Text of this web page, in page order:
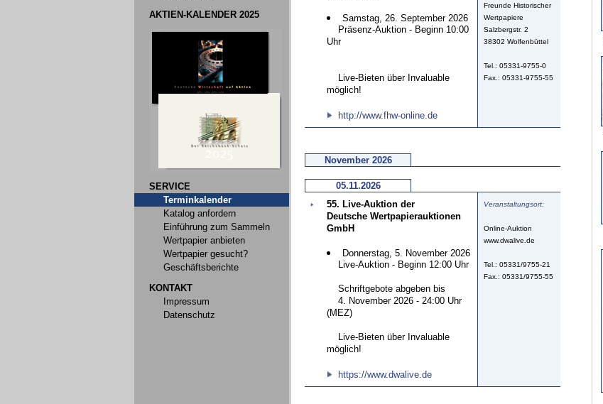
AKTIEN-KALENDER 2025
SERVICE
Terminkalender
Katalog anfordern
Einführung zum Sammeln
Wertpapier anbieten
Wertpapier gesucht?
Geschäftsberichte
KONTAKT
Impressum
Datenschutz
Samstag, 26. September 2026
Präsenz-Auktion - Beginn 10:00
Uhr
Live-Bieten über Invaluable
möglich!
http://www.fhw-online.de
Freunde Historischer
Wertpapiere
Salzbergstr. 2
38302 Wolfenbüttel
Tel.: 05331-9755-0
Fax.: 05331-9755-55
November 2026
05.11.2026
55. Live-Auktion der
Deutsche Wertpapierauktionen
GmbH
Donnerstag, 5. November 2026
Live-Auktion - Beginn 12:00 Uhr
Schriftgebote abgeben bis
4. November 2026 - 24:00 Uhr
(MEZ)
Live-Bieten über Invaluable
möglich!
https://www.dwalive.de
Veranstaltungsort:
Online-Auktion
www.dwalive.de
Tel.: 05331/9755-21
Fax.: 05331/9755-55